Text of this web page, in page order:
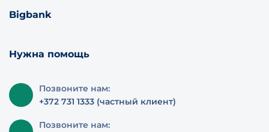
Bigbank
Нужна помощь
Позвоните нам:
+372 731 1333 (частный клиент)
Позвоните нам: